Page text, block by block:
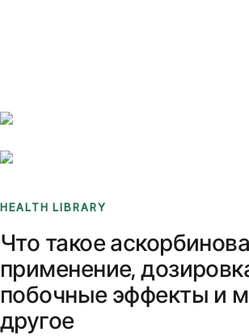
HEALTH LIBRARY
Что такое
применение,
побочные эффекты и
другое